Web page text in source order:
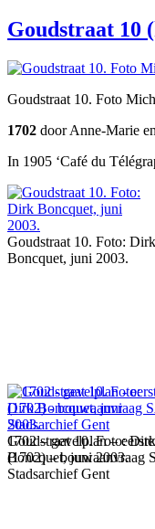
Goudstraat 10
Goudstraat 10. Foto
1702 door Anne-Marie
In 1905 ‘Café du
Goudstraat 10. Foto: Dirk
Boncquet, juni 2003.
Goudstraat 10. Foto: Dirk
Boncquet, juni 2003.
1702 – gevelplan –
(1702) – bouwaanvraag
Stadsarchief Gent